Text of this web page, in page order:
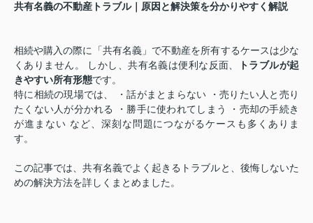
共有名義の不動産トラブル｜原因と解決策を分かりやすく解説
相続や購入の際に「共有名義」で不動産を所有するケースは少な
くありません。 しかし、共有名義は便利な反面、
トラブルが起
きやすい所有形態です。
特に相続の現場では、 ・話がまとまらない ・売りたい人と売り
たくない人が分かれる ・勝手に使われてしまう ・売却の手続き
が進まない など、深刻な問題につながるケースも多くありま
す。
この記事では、共有名義でよく起きるトラブルと、後悔しないた
めの解決方法を詳しくまとめました。